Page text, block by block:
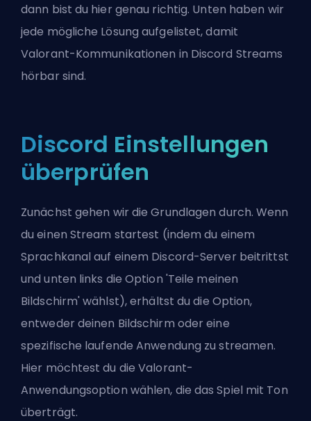
dann bist du hier genau richtig. Unten haben wir
jede mögliche Lösung aufgelistet, damit
Valorant-Kommunikationen in Discord Streams
hörbar sind.
Discord Einstellungen
überprüfen
Zunächst gehen wir die Grundlagen durch. Wenn
du einen Stream startest (indem du einem
Sprachkanal auf einem Discord-Server beitrittst
und unten links die Option 'Teile meinen
Bildschirm' wählst), erhältst du die Option,
entweder deinen Bildschirm oder eine
spezifische laufende Anwendung zu streamen.
Hier möchtest du die Valorant-
Anwendungsoption wählen, die das Spiel mit Ton
überträgt.